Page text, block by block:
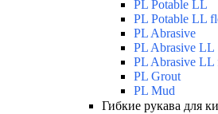
PL Potable LL
PL Potable LL
PL Abrasive
PL Abrasive LL
PL Abrasive LL
PL Grout
PL Mud
Гибкие рукава для